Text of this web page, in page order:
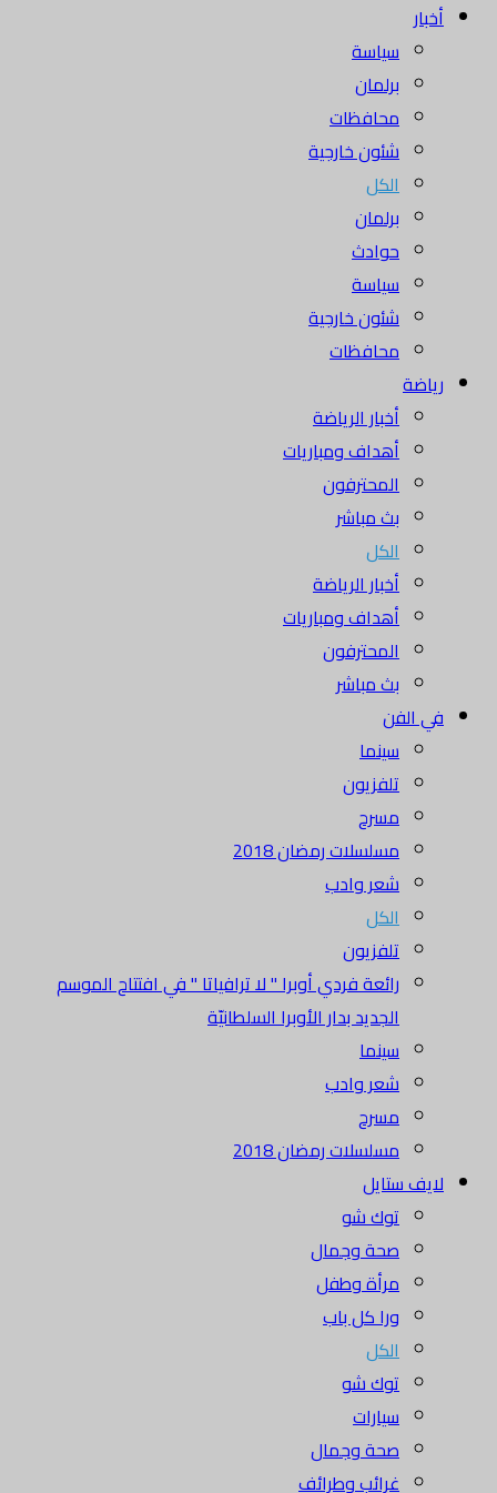
أخبار
سياسة
برلمان
محافظات
شئون خارجية
الكل
برلمان
حوادث
سياسة
شئون خارجية
محافظات
رياضة
أخبار الرياضة
أهداف ومباريات
المحترفون
بث مباشر
الكل
أخبار الرياضة
أهداف ومباريات
المحترفون
بث مباشر
في الفن
سينما
تلفزيون
مسرح
مسلسلات رمضان 2018
شعر وادب
الكل
تلفزيون
رائعة فردي أوبرا " لا ترافياتا " في افتتاح الموسم
الجديد بدار الأوبرا السلطانيّة
سينما
شعر وادب
مسرح
مسلسلات رمضان 2018
لايف ستايل
توك شو
صحة وجمال
مرأة وطفل
ورا كل باب
الكل
توك شو
سيارات
صحة وجمال
غرائب وطرائف